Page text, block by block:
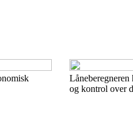
og kontrol over